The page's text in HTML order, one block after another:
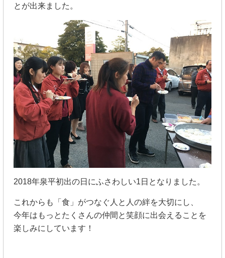
とが出来ました。
2018年泉平初出の日にふさわしい1日となりました。
これからも「食」がつなぐ人と人の絆を大切にし、
今年はもっとたくさんの仲間と笑顔に出会えることを
楽しみにしています！